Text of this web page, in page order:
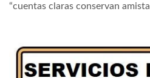
“cuentas claras conservan